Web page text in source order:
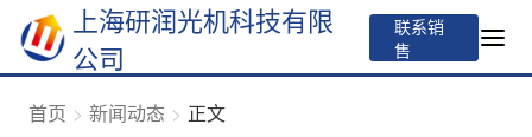
上海研润光机科技有限
公司
联系销
售
首页 新闻动态 正文